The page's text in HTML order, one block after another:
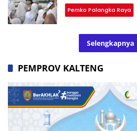
Pemko Palangka Raya
Selengkapnya
PEMPROV KALTENG